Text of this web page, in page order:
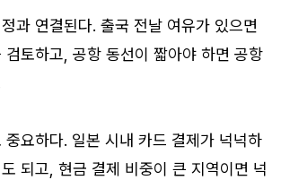
과 연결된다. 출국 전날 여유가 있으면
검토하고, 공항 동선이 짧아야 하면 공항
중요하다. 일본 시내 카드 결제가 넉넉하
되고, 현금 결제 비중이 큰 지역이면 넉